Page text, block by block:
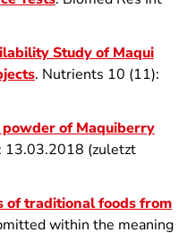
Study of Maqui
. Nutrients 10 (11):
of Maquiberry
13.03.2018 (zuletzt
of traditional foods from
within the meaning